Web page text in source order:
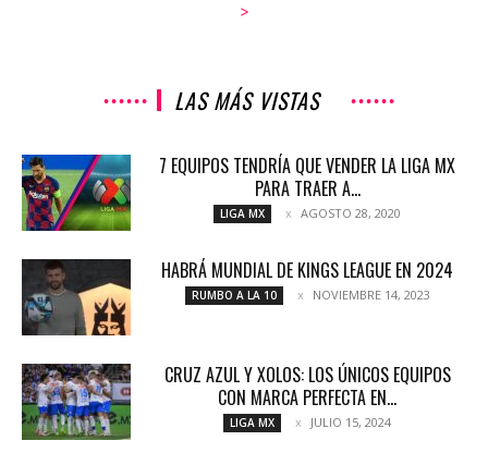
>
LAS MÁS VISTAS
7 EQUIPOS TENDRÍA QUE VENDER LA LIGA MX
PARA TRAER A...
LIGA MX AGOSTO 28, 2020
HABRÁ MUNDIAL DE KINGS LEAGUE EN 2024
RUMBO A LA 10 NOVIEMBRE 14, 2023
CRUZ AZUL Y XOLOS: LOS ÚNICOS EQUIPOS
CON MARCA PERFECTA EN...
LIGA MX JULIO 15, 2024